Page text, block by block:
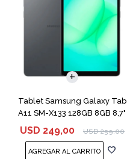
Tablet Samsung Galaxy Tab
A11 SM-X133 128GB 8GB 8,7"
USD 249,00 USD 259,00